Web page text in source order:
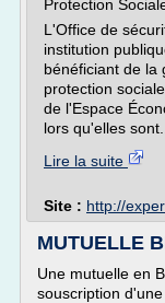
Protection
L'Office de
institution
bénéficiant de la
protection
de l'Espace
lors qu'elles sont...
Lire la suite
Site : http://
MUTUELLE
Une mutuelle en
souscription